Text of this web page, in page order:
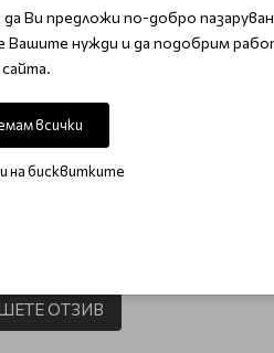
по-ефективно и ще
работа!
ОТЗИВ
Ви предложи по-добро
Вашите нужди и да подобрим
сайта.
всички
на бисквитките